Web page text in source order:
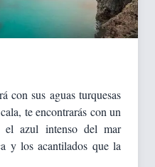
con sus aguas turquesas
te encontrarás con un
el azul intenso del mar
y los acantilados que la